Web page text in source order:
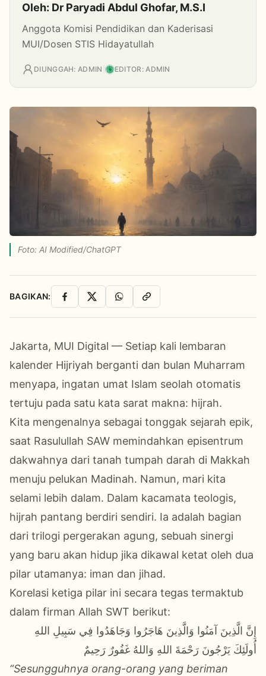
Oleh: Dr Paryadi Abdul Ghofar, M.S.I
Anggota Komisi Pendidikan dan Kaderisasi
MUI/Dosen STIS Hidayatullah
DIUNGGAH: ADMIN EDITOR: ADMIN
Foto: AI Modified/ChatGPT
BAGIKAN: Facebook
X WhatsAppSalin Link
Jakarta, MUI Digital — Setiap kali lembaran
kalender Hijriyah berganti dan bulan Muharram
menyapa, ingatan umat Islam seolah otomatis
tertuju pada satu kata sarat makna: hijrah.
Kita mengenalnya sebagai tonggak sejarah epik,
saat Rasulullah SAW memindahkan episentrum
dakwahnya dari tanah tumpah darah di Makkah
menuju pelukan Madinah. Namun, mari kita
selami lebih dalam. Dalam kacamata teologis,
hijrah pantang berdiri sendiri. Ia adalah bagian
dari trilogi pergerakan agung, sebuah sinergi
yang baru akan hidup jika dikawal ketat oleh dua
pilar utamanya: iman dan jihad.
Korelasi ketiga pilar ini secara tegas termaktub
dalam firman Allah SWT berikut:
إِنَّ الَّذِينَ آمَنُوا وَالَّذِينَ هَاجَرُوا وَجَاهَدُوا فِي سَبِيلِ اللهِ
أُولَئِكَ يَرْجُونَ رَحْمَةَ اللهِ وَاللهُ غَفُورٌ رَحِيمٌ
“Sesungguhnya orang-orang yang beriman